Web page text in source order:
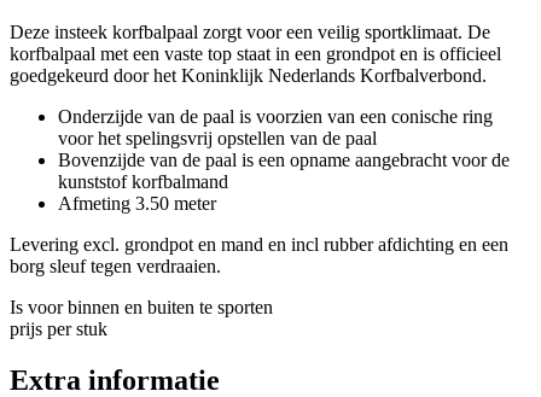
Deze insteek korfbalpaal zorgt voor een veilig sportklimaat. De
korfbalpaal met een vaste top staat in een grondpot en is officieel
goedgekeurd door het Koninklijk Nederlands Korfbalverbond.
Onderzijde van de paal is voorzien van een conische ring
voor het spelingsvrij opstellen van de paal
Bovenzijde van de paal is een opname aangebracht voor de
kunststof korfbalmand
Afmeting 3.50 meter
Levering excl. grondpot en mand en incl rubber afdichting en een
borg sleuf tegen verdraaien.
Is voor binnen en buiten te sporten
prijs per stuk
Extra informatie